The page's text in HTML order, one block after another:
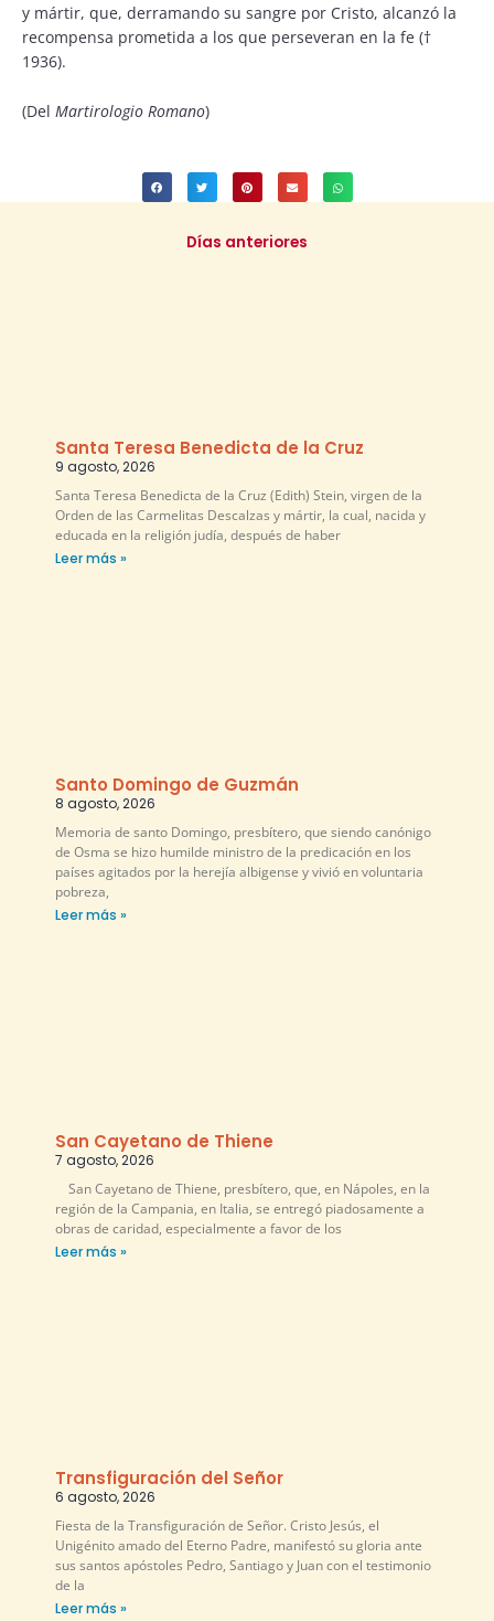
y mártir, que, derramando su sangre por Cristo, alcanzó la
recompensa prometida a los que perseveran en la fe (†
1936).
(Del Martirologio Romano)
Días anteriores
Santa Teresa Benedicta de la Cruz
9 agosto, 2026
Santa Teresa Benedicta de la Cruz (Edith) Stein, virgen de la
Orden de las Carmelitas Descalzas y mártir, la cual, nacida y
educada en la religión judía, después de haber
Leer más »
Santo Domingo de Guzmán
8 agosto, 2026
Memoria de santo Domingo, presbítero, que siendo canónigo
de Osma se hizo humilde ministro de la predicación en los
países agitados por la herejía albigense y vivió en voluntaria
pobreza,
Leer más »
San Cayetano de Thiene
7 agosto, 2026
San Cayetano de Thiene, presbítero, que, en Nápoles, en la
región de la Campania, en Italia, se entregó piadosamente a
obras de caridad, especialmente a favor de los
Leer más »
Transfiguración del Señor
6 agosto, 2026
Fiesta de la Transfiguración de Señor. Cristo Jesús, el
Unigénito amado del Eterno Padre, manifestó su gloria ante
sus santos apóstoles Pedro, Santiago y Juan con el testimonio
de la
Leer más »